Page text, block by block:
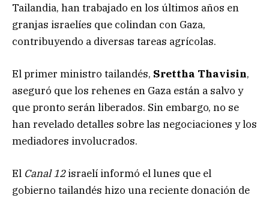
Tailandia, han trabajado en los últimos años en
granjas israelíes que colindan con Gaza,
contribuyendo a diversas tareas agrícolas.
El primer ministro tailandés, Srettha Thavisin,
aseguró que los rehenes en Gaza están a salvo y
que pronto serán liberados. Sin embargo, no se
han revelado detalles sobre las negociaciones y los
mediadores involucrados.
El Canal 12israelí informó el lunes que el
gobierno tailandés hizo una reciente donación de